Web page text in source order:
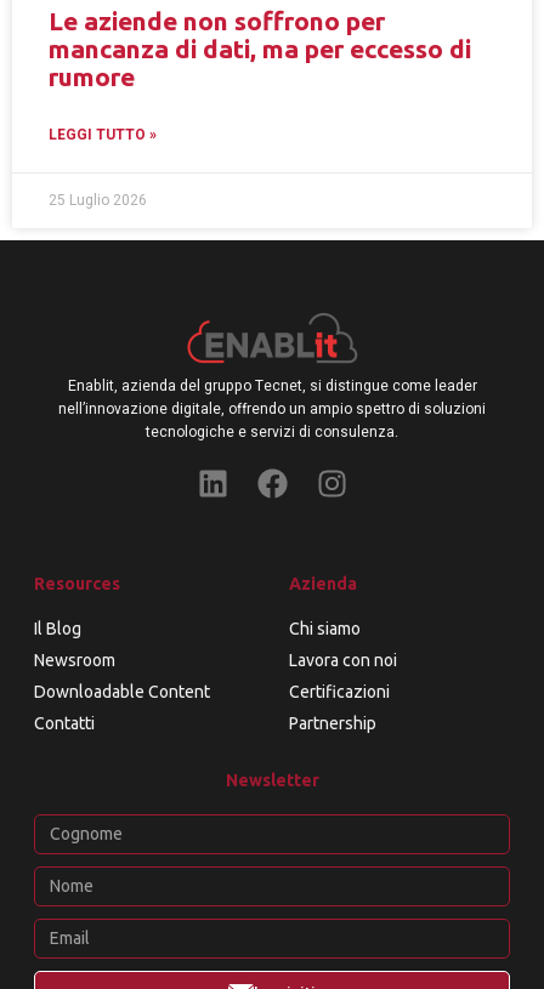
Le aziende non soffrono per
mancanza di dati, ma per eccesso di
rumore
LEGGI TUTTO »
25 Luglio 2026
Enablit, azienda del gruppo Tecnet, si distingue come leader
nell’innovazione digitale, offrendo un ampio spettro di soluzioni
tecnologiche e servizi di consulenza.
Resources
Il Blog
Newsroom
Downloadable Content
Contatti
Azienda
Chi siamo
Lavora con noi
Certificazioni
Partnership
Newsletter